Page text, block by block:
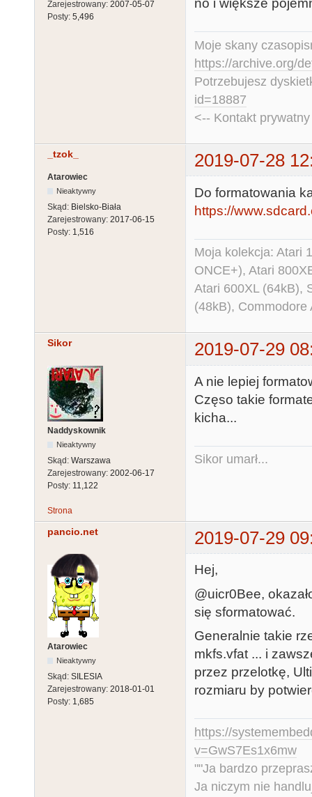
Zarejestrowany: 2007-05-07
Posty: 5,496
no i większe
Moje skany
https://archive.org/
Potrzebujesz
id=18887
<-- Kontakt
_tzok_ 2019-07-28
Atarowiec
Nieaktywny
Skąd: Bielsko-Biała
Zarejestrowany: 2017-06-15
Posty: 1,516
Do formatowania
https://
Moja kolekcja: Atari
ONCE+), Atari
Atari 600XL (64kB),
(48kB),
Sikor 2019-07-29
Naddyskownik
Nieaktywny
Skąd: Warszawa
Zarejestrowany: 2002-06-17
Posty: 11,122
A nie lepiej
Częso takie
kicha...
Sikor umarł...
Strona
pancio.net 2019-07-29
Atarowiec
Nieaktywny
Skąd: SILESIA
Zarejestrowany: 2018-01-01
Posty: 1,685
Hej,
@uicr0Bee,
się sformatować.
Generalnie takie
mkfs.vfat ... i
przez przelotkę,
rozmiaru by
https://
v=GwS7Es1x6mw
""Ja bardzo
Ja niczym nie